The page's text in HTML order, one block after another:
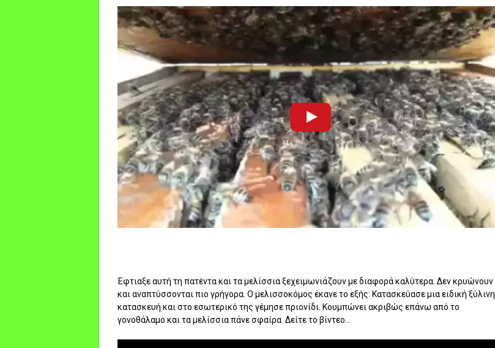
Έφτιαξε αυτή τη πατέντα και τα μελίσσια ξεχειμωνιάζουν με διαφορά καλύτερα. Δεν κρυώνουν
και αναπτύσσονται πιο γρήγορα. Ο μελισσοκόμος έκανε το εξής: Κατασκεύασε μια ειδική ξύλινη
κατασκευή και στο εσωτερικό της γέμησε πριονίδι. Κουμπώνει ακριβώς επάνω από το
γονοθάλαμο και τα μελίσσια πάνε σφαίρα. Δείτε το βίντεο...